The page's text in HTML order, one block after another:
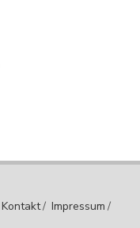
Kontakt/ Impressum /